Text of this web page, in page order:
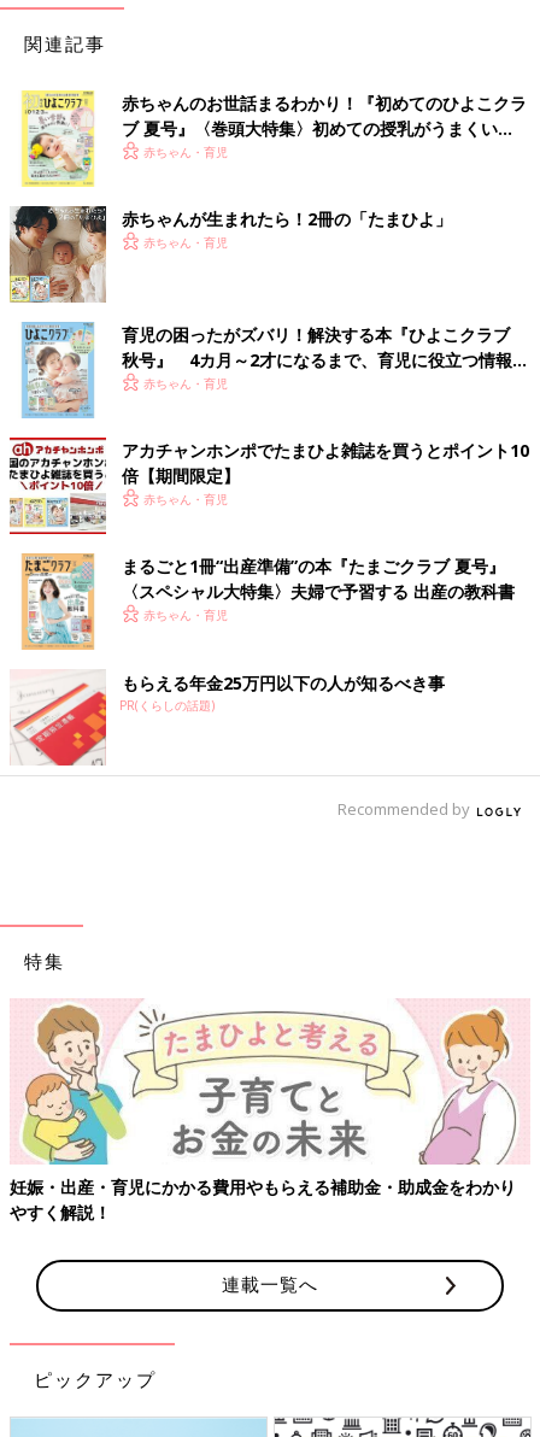
関連記事
赤ちゃんのお世話まるわかり！『初めてのひよこクラ
ブ 夏号』〈巻頭大特集〉初めての授乳がうまくい
く！ おっぱい・ミルクの基本と夏のトラブル 解決テ
赤ちゃん・育児
赤ちゃんが生まれたら！2冊の「たまひよ」
赤ちゃん・育児
育児の困ったがズバリ！解決する本『ひよこクラブ
秋号』 4カ月～2才になるまで、育児に役立つ情報が
いっぱい！
赤ちゃん・育児
アカチャンホンポでたまひよ雑誌を買うとポイント10
倍【期間限定】
赤ちゃん・育児
まるごと1冊“出産準備”の本『たまごクラブ 夏号』
〈スペシャル大特集〉夫婦で予習する 出産の教科書
赤ちゃん・育児
もらえる年金25万円以下の人が知るべき事
PR(くらしの話題)
Recommended by
特集
妊娠・出産・育児にかかる費用やもらえる補助金・助成金をわかり
やすく解説！
連載一覧へ
ピックアップ